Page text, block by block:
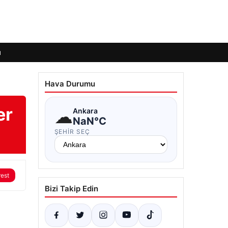
Hava Durumu
☁Ankara
NaN°C
ŞEHIR SEÇ
Bizi Takip Edin